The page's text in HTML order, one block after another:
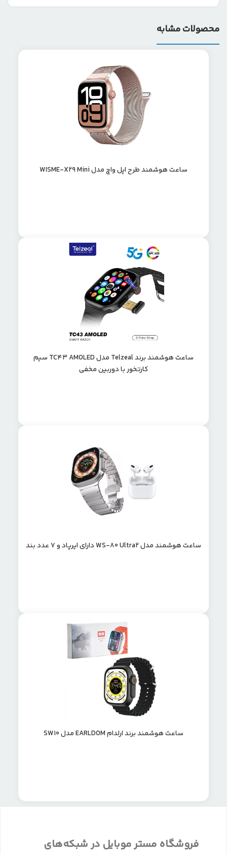
محصولات مشابه
ساعت هوشمند طرح اپل واچ مدل WISME-X29 Mini
ساعت هوشمند برند Telzeal مدل TC43 AMOLED سیم
کارتخور با دوربین مخفی
ساعت هوشمند مدل WS-80 Ultra2 دارای ایرپاد و 7 عدد بند
ساعت هوشمند برند ارلدام EARLDOM مدل SW10
فروشگاه مستر موبایل در شبکه‌های